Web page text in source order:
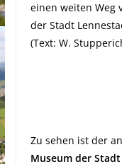
einen weiten Weg
der Stadt
(Text: W.
Zu sehen ist der
Museum der